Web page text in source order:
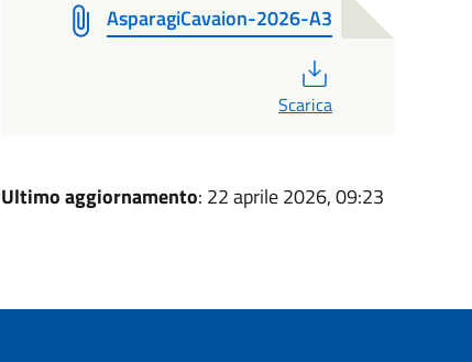
AsparagiCavaion-2026-A3
Scarica
Ultimo aggiornamento: 22 aprile 2026, 09:23